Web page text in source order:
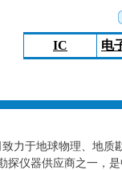
IC 电
力于地球物理、地质
探仪器供应商之一，是